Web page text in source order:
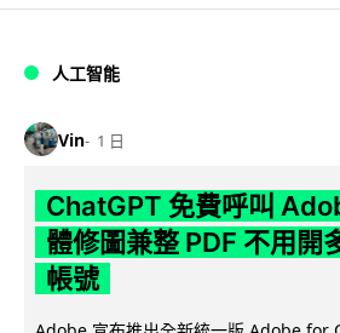
人工智能
Vin 1 日
ChatGPT 免費呼叫
體修圖兼整 PDF 不用開
帳號